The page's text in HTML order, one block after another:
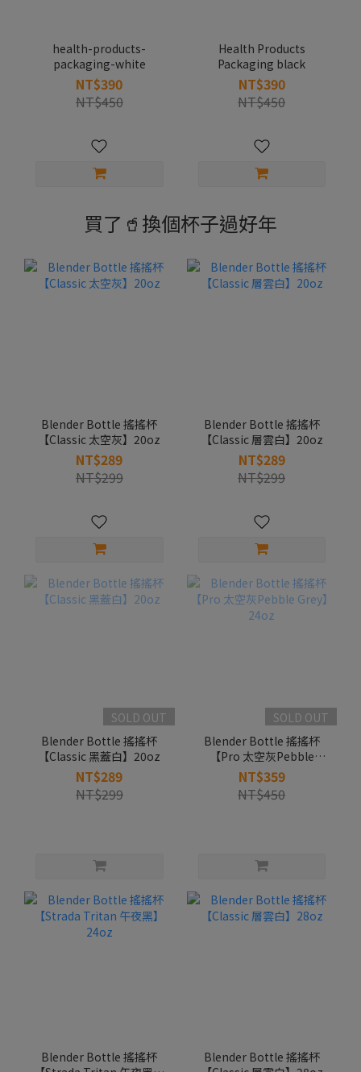
health-products-
packaging-white
NT$390
NT$450
Health Products
Packaging black
NT$390
NT$450
買了🥤換個杯子過好年
Blender Bottle 搖搖杯
【Classic 太空灰】20oz
NT$289
NT$299
Blender Bottle 搖搖杯
【Classic 層雲白】20oz
NT$289
NT$299
SOLD OUT
Blender Bottle 搖搖杯
【Classic 黑蓋白】20oz
NT$289
NT$299
SOLD OUT
Blender Bottle 搖搖杯
【Pro 太空灰Pebble
Grey】24oz
NT$359
NT$450
Blender Bottle 搖搖杯
Blender Bottle 搖搖杯